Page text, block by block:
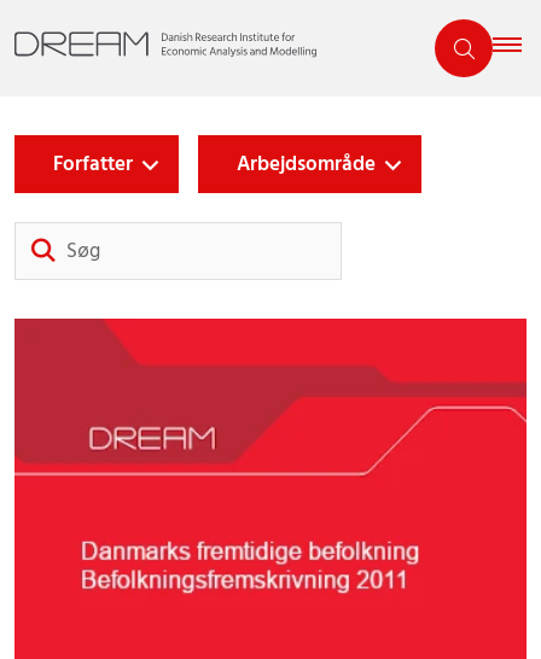
Forfatter Arbejdsområde